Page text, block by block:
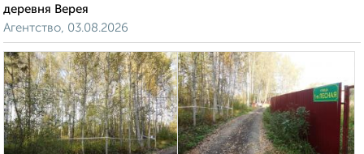
деревня Верея
Агентство, 03.08.2026